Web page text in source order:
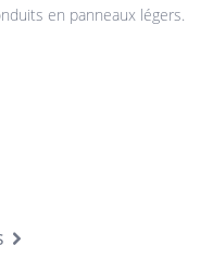
en panneaux légers.